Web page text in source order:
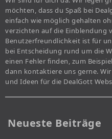
möchten, dass du Spaß bei
einfach wie möglich gehalten
verzichten auf die Einblendung
Benutzerfreundlichkeit ist für
bei Entscheidung rund um die
einen Fehler finden, zum
dann kontaktiere uns gerne.
und Ideen für die DealGott
Neueste Beiträge